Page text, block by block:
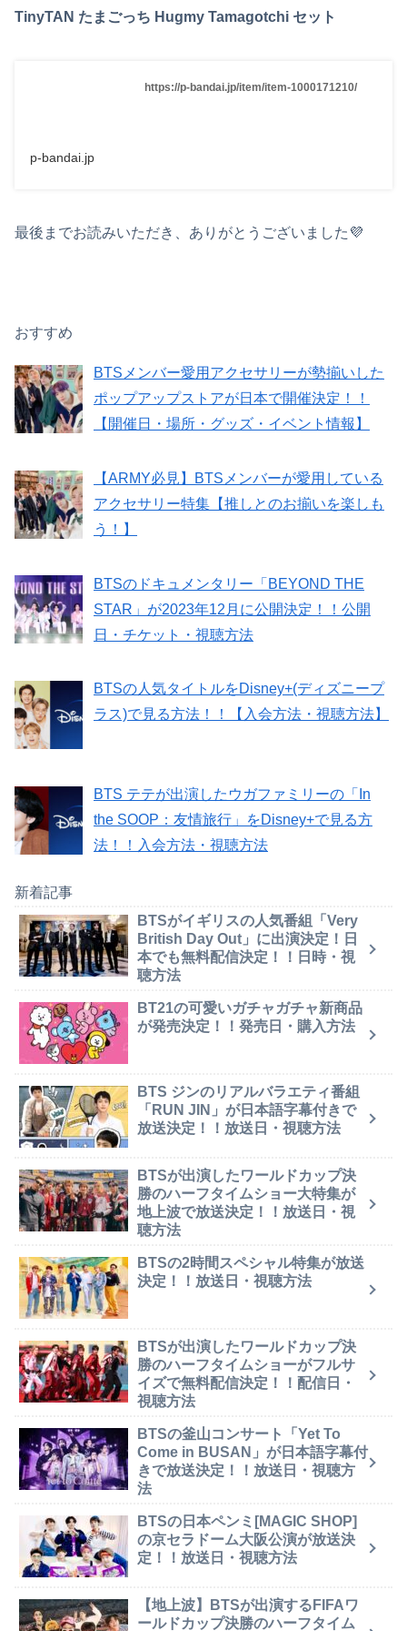
TinyTAN たまごっち Hugmy Tamagotchi セット
https://p-bandai.jp/item/item-1000171210/
p-bandai.jp
最後までお読みいただき、ありがとうございました💜
おすすめ
BTSメンバー愛用アクセサリーが勢揃いした
ポップアップストアが日本で開催決定！！
【開催日・場所・グッズ・イベント情報】
【ARMY必見】BTSメンバーが愛用している
アクセサリー特集【推しとのお揃いを楽しも
う！】
BTSのドキュメンタリー「BEYOND THE
STAR」が2023年12月に公開決定！！公開
日・チケット・視聴方法
BTSの人気タイトルをDisney+(ディズニープ
ラス)で見る方法！！【入会方法・視聴方法】
BTS テテが出演したウガファミリーの「In
the SOOP：友情旅行」をDisney+で見る方
法！！入会方法・視聴方法
新着記事
BTSがイギリスの人気番組「Very
British Day Out」に出演決定！日
本でも無料配信決定！！日時・視
聴方法
BT21の可愛いガチャガチャ新商品
が発売決定！！発売日・購入方法
BTS ジンのリアルバラエティ番組
「RUN JIN」が日本語字幕付きで
放送決定！！放送日・視聴方法
BTSが出演したワールドカップ決
勝のハーフタイムショー大特集が
地上波で放送決定！！放送日・視
聴方法
BTSの2時間スペシャル特集が放送
決定！！放送日・視聴方法
BTSが出演したワールドカップ決
勝のハーフタイムショーがフルサ
イズで無料配信決定！！配信日・
視聴方法
BTSの釜山コンサート「Yet To
Come in BUSAN」が日本語字幕付
きで放送決定！！放送日・視聴方
法
BTSの日本ペンミ[MAGIC SHOP]
の京セラドーム大阪公演が放送決
定！！放送日・視聴方法
【地上波】BTSが出演するFIFAワ
ールドカップ決勝のハーフタイム